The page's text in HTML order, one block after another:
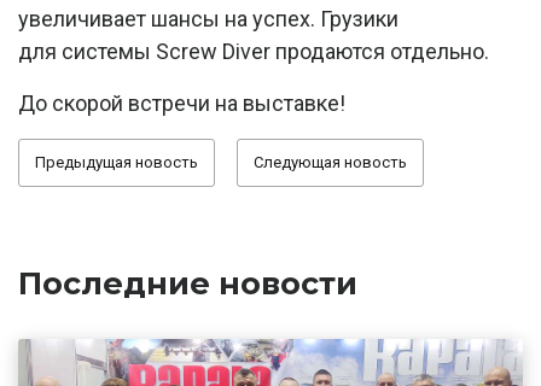
увеличивает шансы на успех. Грузики
для системы Screw Diver продаются отдельно.
До скорой встречи на выставке!
Предыдущая новость Следующая новость
Последние новости